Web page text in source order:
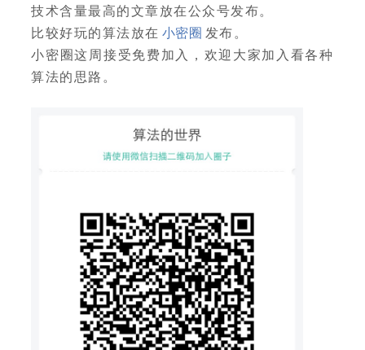
技术含量最高的文章放在公众号发布。
比较好玩的算法放在 小密圈 发布。
小密圈这周接受免费加入，欢迎大家加入看各种
算法的思路。